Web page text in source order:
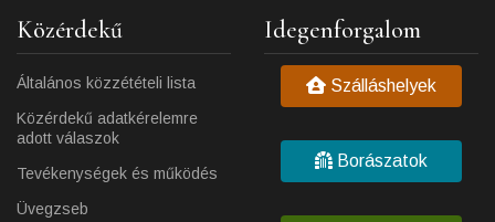
Közérdekű
Általános közzétételi lista
Közérdekű adatkérelemre
adott válaszok
Tevékenységek és működés
Üvegzseb
Idegenforgalom
Szálláshelyek
Borászatok